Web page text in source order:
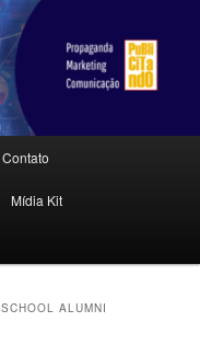
Contato
Mídia Kit
ALUMNI